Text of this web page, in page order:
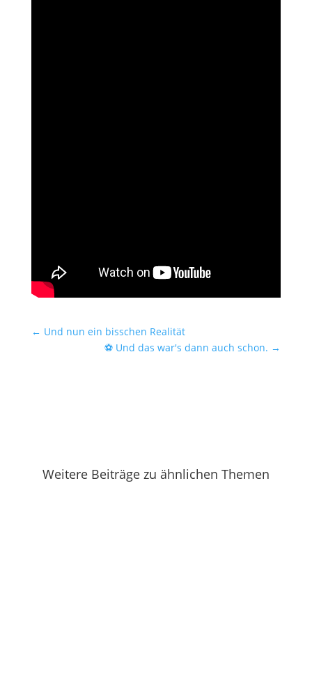
← Und nun ein bisschen Realität
⚽ Und das war's dann auch schon. →
Weitere Beiträge zu ähnlichen Themen